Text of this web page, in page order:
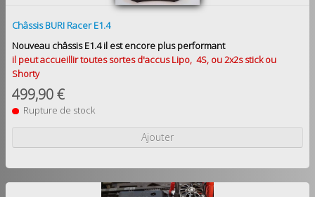
Châssis BURI Racer E1.4
Nouveau châssis E1.4 il est encore plus performant
il peut accueillir toutes sortes d'accus Lipo, 4S, ou 2x2s stick ou
Shorty
499,90 €
Rupture de stock
Ajouter